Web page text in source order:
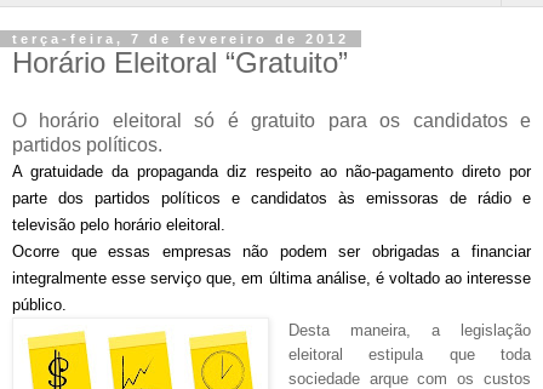
terça-feira, 7 de fevereiro de 2012
Horário Eleitoral “Gratuito”
O horário eleitoral só é gratuito para os candidatos e
partidos políticos.
A gratuidade da propaganda diz respeito ao não-pagamento direto por
parte dos partidos políticos e candidatos às emissoras de rádio e
televisão pelo horário eleitoral.
Ocorre que essas empresas não podem ser obrigadas a financiar
integralmente esse serviço que, em última análise, é voltado ao interesse
público.
Desta maneira, a legislação
eleitoral estipula que toda
sociedade arque com os custos